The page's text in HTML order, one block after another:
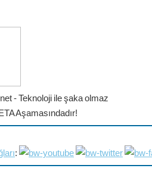
- Teknoloji ile şaka olmaz
Aşamasındadır!
: